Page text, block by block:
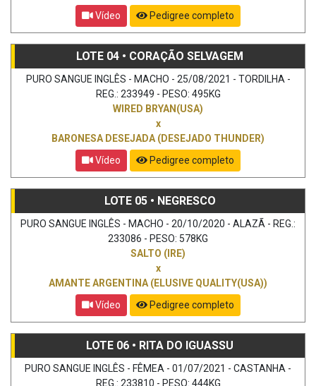
Vídeo
Pedigree completo
LOTE 04 • CORAÇÃO SELVAGEM
PURO SANGUE INGLÊS - MACHO - 25/08/2021 - TORDILHA -
REG.: 233949 - PESO: 495KG
WIRED BRYAN(USA)
x
BARONESA DESEJADA (DESEJADO THUNDER)
Vídeo
Pedigree completo
LOTE 05 • NEGRESCO
PURO SANGUE INGLÊS - MACHO - 20/10/2020 - ALAZÃ - REG.:
233086 - PESO: 578KG
SALTO (IRE)
x
AMANTE ARGENTINA (ELUSIVE QUALITY(USA))
Vídeo
Pedigree completo
LOTE 06 • RITA DO IGUASSU
PURO SANGUE INGLÊS - FÊMEA - 01/07/2021 - CASTANHA -
REG.: 233810 - PESO: 444KG